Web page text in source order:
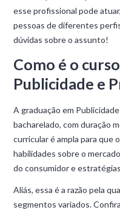
esse profissional pode
pessoas de diferentes
dúvidas sobre o assunto!
Como é o
Publicidade e
A graduação em
bacharelado, com duração
curricular é ampla para que
habilidades sobre o
do consumidor e
Aliás, essa é a razão pela
segmentos variados.